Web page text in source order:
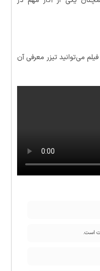
می‌توانید تیزر معرفی آن
است.